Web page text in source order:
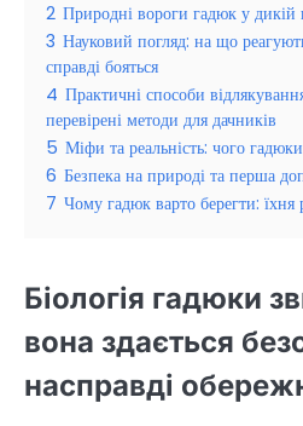
2 Природні вороги гадюк у дикій
3 Науковий погляд: на що
справді бояться
4 Практичні способи
перевірені методи для дачників
5 Міфи та реальність: чого
6 Безпека на природі та перша
7 Чому гадюк варто берегти: їхня
Біологія гадюки
вона здається
насправді